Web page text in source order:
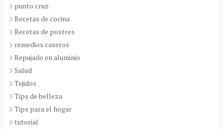
punto cruz
Recetas de cocina
Recetas de postres
remedios caseros
Repujado en aluminio
Salud
Tejidos
Tips de belleza
Tips para el hogar
tutorial